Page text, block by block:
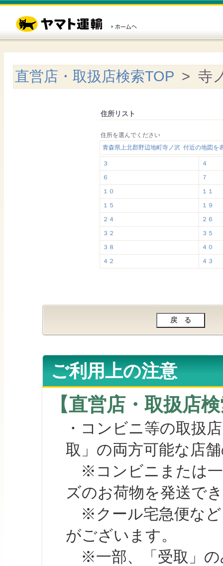
直営店・取扱店検索TOP > 寺
住所リスト
住所を選んでください
青森県上北郡野辺地町寺ノ沢 付近の地図を
３
４
６
７
１０
１１
１５
１９
２４
２６
３２
３５
３８
４０
４２
４３
ご利用上の注意
【直営店・取扱店
・コンビニ等の取扱
取」の両方可能な店
※コンビニまたは一
ズのお荷物を発送で
※クール宅急便など
がございます。
※一部、「受取」の